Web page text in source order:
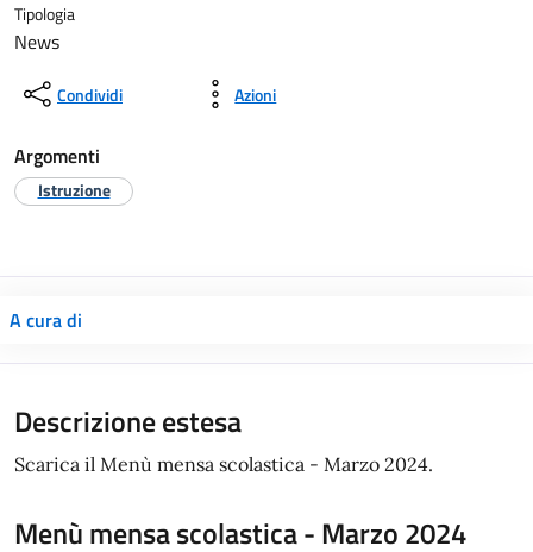
Tipologia
News
Condividi Azioni
Argomenti
Istruzione
A cura di
Descrizione estesa
Scarica il Menù mensa scolastica - Marzo 2024.
Menù mensa scolastica - Marzo 2024